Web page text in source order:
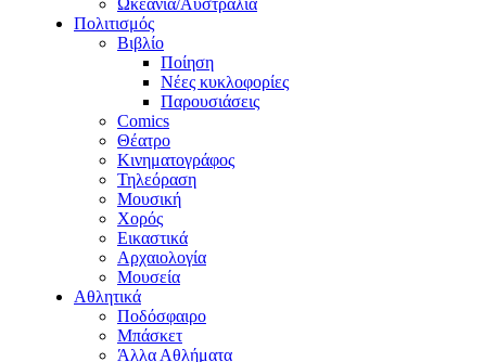
Ωκεανία/Αυστραλία
Πολιτισμός
Βιβλίο
Ποίηση
Νέες κυκλοφορίες
Παρουσιάσεις
Comics
Θέατρο
Κινηματογράφος
Τηλεόραση
Μουσική
Χορός
Εικαστικά
Αρχαιολογία
Μουσεία
Αθλητικά
Ποδόσφαιρο
Μπάσκετ
Άλλα Αθλήματα